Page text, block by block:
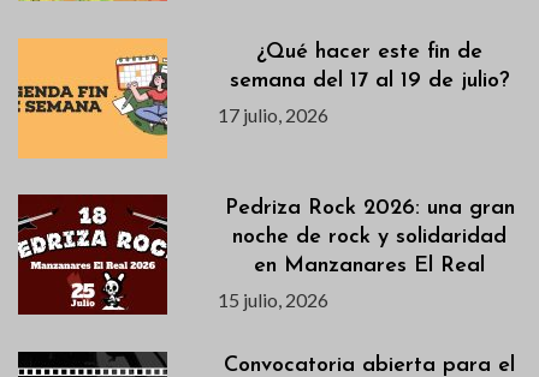
¿Qué hacer este fin de
semana del 17 al 19 de julio?
17 julio, 2026
Pedriza Rock 2026: una gran
noche de rock y solidaridad
en Manzanares El Real
15 julio, 2026
Convocatoria abierta para el